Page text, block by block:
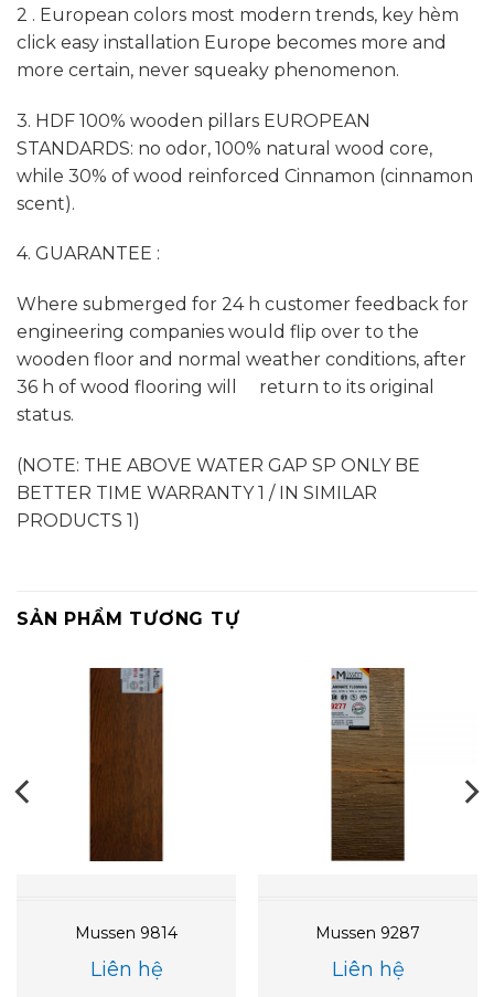
2 . European colors most modern trends, key hèm
click easy installation Europe becomes more and
more certain, never squeaky phenomenon.
3. HDF 100% wooden pillars EUROPEAN
STANDARDS: no odor, 100% natural wood core,
while 30% of wood reinforced Cinnamon (cinnamon
scent).
4. GUARANTEE :
Where submerged for 24 h customer feedback for
engineering companies would flip over to the
wooden floor and normal weather conditions, after
36 h of wood flooring will return to its original
status.
(NOTE: THE ABOVE WATER GAP SP ONLY BE
BETTER TIME WARRANTY 1 / IN SIMILAR
PRODUCTS 1)
SẢN PHẨM TƯƠNG TỰ
Mussen 9814
Liên hệ
Mussen 9287
Liên hệ